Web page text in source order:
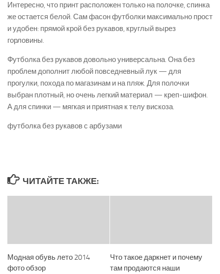
Интересно, что принт расположен только на полочке, спинка
же остается белой. Сам фасон футболки максимально прост
и удобен: прямой крой без рукавов, круглый вырез
горловины.
Футболка без рукавов довольно универсальна. Она без
проблем дополнит любой повседневный лук — для
прогулки, похода по магазинам и на пляж. Для полочки
выбран плотный, но очень легкий материал — креп-шифон.
А для спинки — мягкая и приятная к телу вискоза.
футболка без рукавов с арбузами
ЧИТАЙТЕ ТАКЖЕ:
Модная обувь лето 2014
фото обзор
Что такое даркнет и почему
там продаются наши